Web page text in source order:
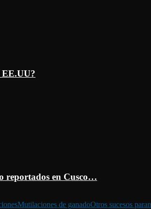
reportados en Cusco…
Mutilaciones de ganadoOtros sucesos